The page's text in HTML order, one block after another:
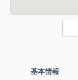
基本情報